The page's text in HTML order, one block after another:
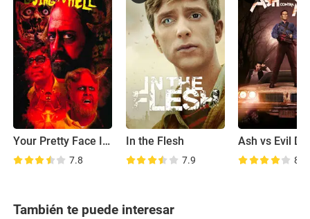
Your Pretty Face Is Going to Hell
7.8
In the Flesh
7.9
Ash vs Evil
8.4
También te puede interesar